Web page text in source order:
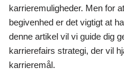
karrieremuligheder. Men for
begivenhed er det vigtigt at
denne artikel vil vi guide dig
karrierefairs strategi, der vil
karrieremål.